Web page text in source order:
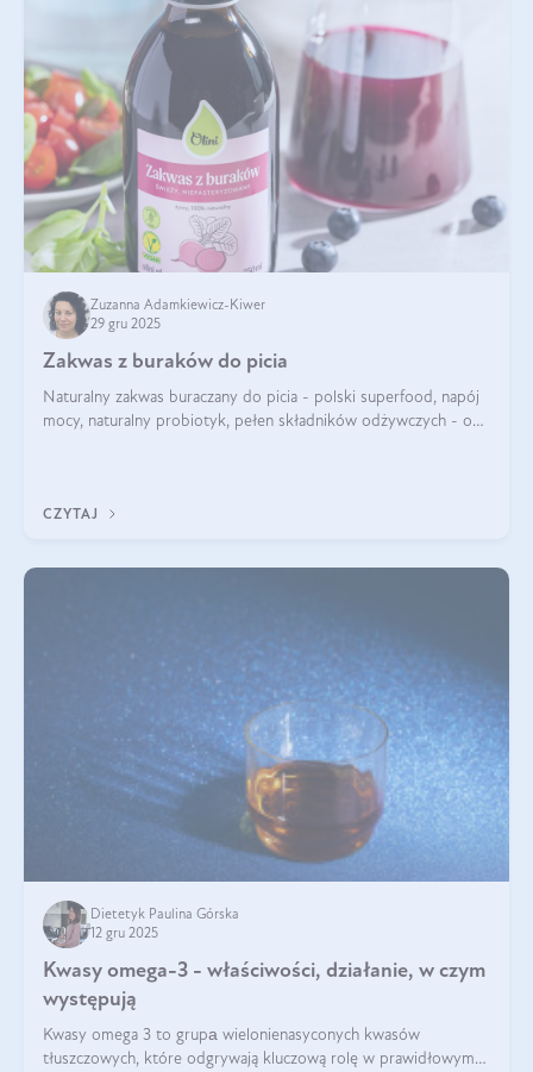
Zuzanna Adamkiewicz-Kiwer
29 gru 2025
Zakwas z buraków do picia
Naturalny zakwas buraczany do picia - polski superfood, napój
mocy, naturalny probiotyk, pełen składników odżywczych - o
CZYTAJ
Dietetyk Paulina Górska
12 gru 2025
Kwasy omega-3 - właściwości, działanie, w czym
występują
Kwasy omega 3 to grupа wielonienasyconych kwasów
tłuszczowych, które odgrywają kluczową rolę w prawidłowym